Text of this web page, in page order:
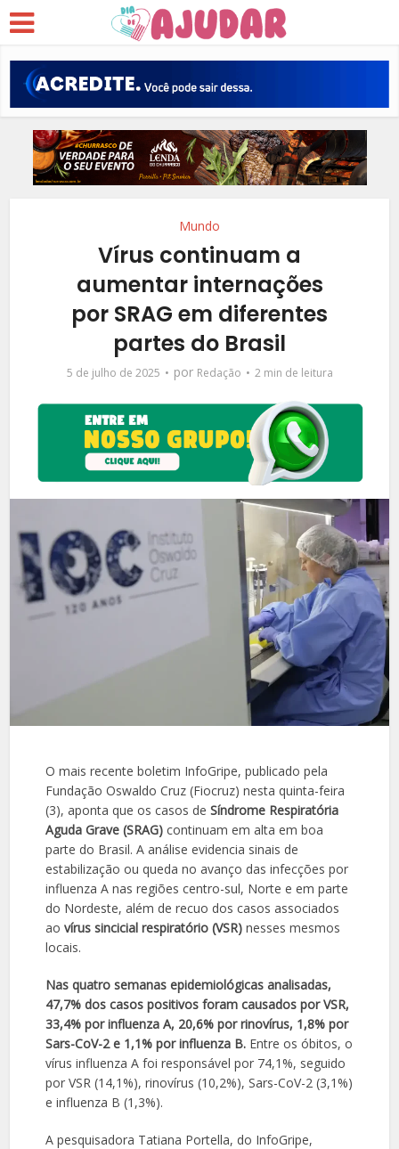
Mundo
Vírus continuam a
aumentar internações
por SRAG em diferentes
partes do Brasil
5 de julho de 2025 por Redação 2 min de leitura
O mais recente boletim InfoGripe, publicado pela
Fundação Oswaldo Cruz (Fiocruz) nesta quinta-feira
(3), aponta que os casos deSíndrome Respiratória
Aguda Grave (SRAG) continuam em alta em boa
parte do Brasil. A análise evidencia sinais de
estabilização ou queda no avanço das infecções por
influenza A nas regiões centro-sul, Norte e em parte
do Nordeste, além de recuo dos casos associados
aovírus sincicial respiratório (VSR) nesses mesmos
locais.
Nas quatro semanas epidemiológicas analisadas,
47,7% dos casos positivos foram causados por VSR,
33,4% por influenza A, 20,6% por rinovírus, 1,8% por
Sars-CoV-2 e 1,1% por influenza B. Entre os óbitos, o
vírus influenza A foi responsável por 74,1%, seguido
por VSR (14,1%), rinovírus (10,2%), Sars-CoV-2 (3,1%)
e influenza B (1,3%).
A pesquisadora Tatiana Portella, do InfoGripe,